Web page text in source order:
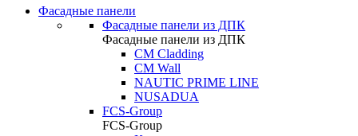
Фасадные панели
Фасадные панели из ДПК
Фасадные панели из ДПК
CM Cladding
CM Wall
NAUTIC PRIME LINE
NUSADUA
FCS-Group
FCS-Group